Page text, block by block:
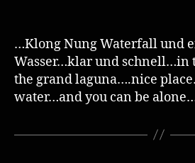
…Klong Nung Waterfall und
Wasser…klar und schnell…in
the grand laguna….nice
water…and you can be